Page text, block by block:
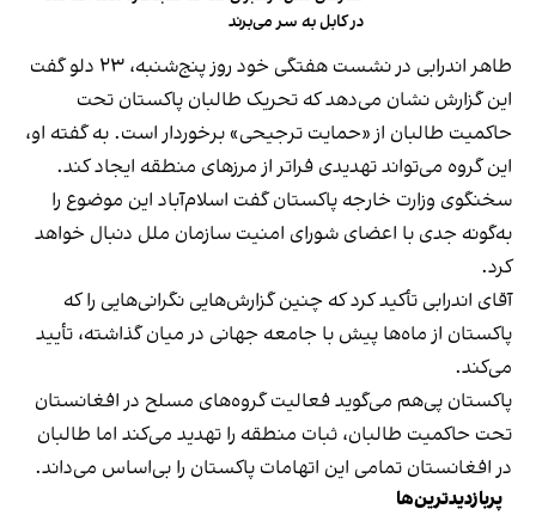
در کابل به سر می‌برند
طاهر اندرابی در نشست هفتگی خود روز پنج‌شنبه، ۲۳ دلو گفت
این گزارش نشان می‌دهد که تحریک طالبان پاکستان تحت
حاکمیت طالبان از «حمایت ترجیحی» برخوردار است. به گفته او،
این گروه می‌تواند تهدیدی فراتر از مرزهای منطقه ایجاد کند.
سخنگوی وزارت خارجه پاکستان گفت اسلام‌آباد این موضوع را
به‌گونه جدی با اعضای شورای امنیت سازمان ملل دنبال خواهد
کرد.
آقای اندرابی تأکید کرد که چنین گزارش‌هایی نگرانی‌هایی را که
پاکستان از ماه‌ها پیش با جامعه جهانی در میان گذاشته، تأیید
می‌کند.
پاکستان پی‌هم می‌گوید فعالیت گروه‌های مسلح در افغانستان
تحت حاکمیت طالبان، ثبات منطقه را تهدید می‌کند اما طالبان
در افغانستان تمامی این اتهامات پاکستان را بی‌اساس می‌داند.
پربازدیدترین‌ها